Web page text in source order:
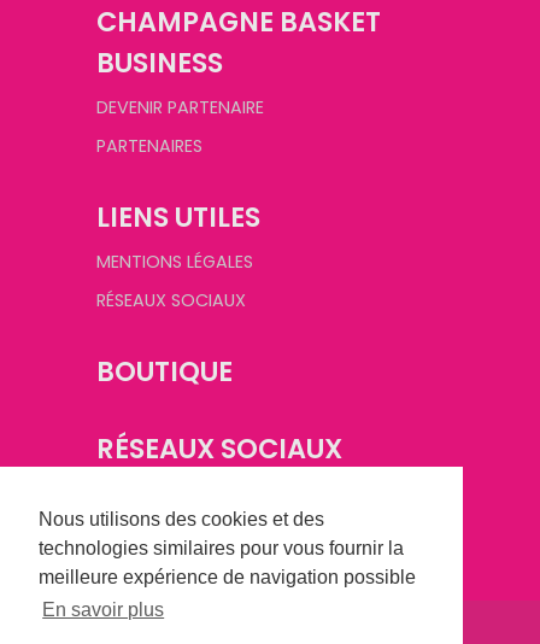
Nous utilisons des cookies et des
technologies similaires pour vous fournir la
meilleure expérience de navigation possible
En savoir plus
CHAMPAGNE BASKET
BUSINESS
DEVENIR PARTENAIRE
PARTENAIRES
LIENS UTILES
MENTIONS LÉGALES
RÉSEAUX SOCIAUX
BOUTIQUE
RÉSEAUX SOCIAUX